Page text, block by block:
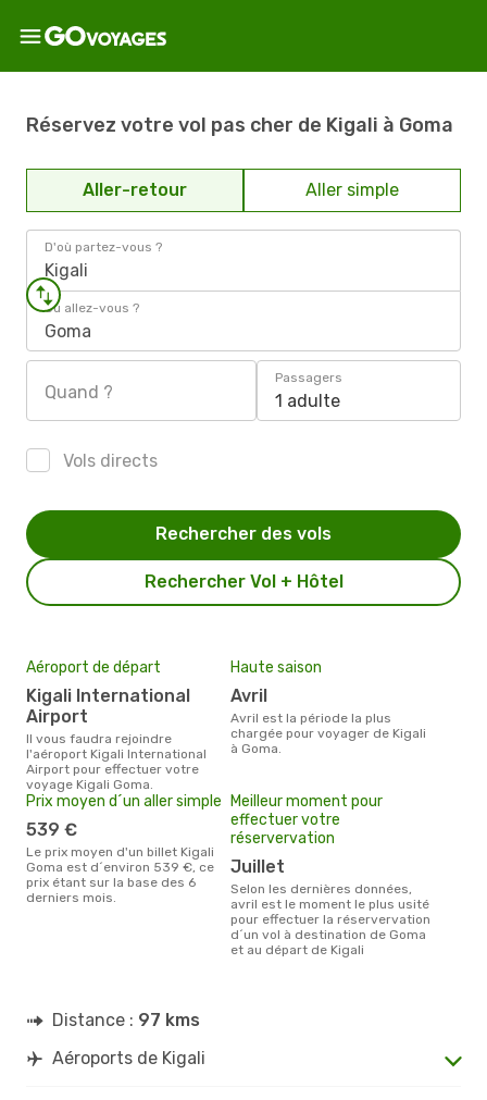
Réservez votre vol pas cher de Kigali à Goma
Aller-retour Aller simple
D'où partez-vous ?
Kigali
Où allez-vous ?
Goma
Quand ?
Passagers
1 adulte
Vols directs
Rechercher Vol + Hôtel
Rechercher des vols
Aéroport de départ
Kigali International
Airport
Il vous faudra rejoindre
l'aéroport Kigali International
Airport pour effectuer votre
voyage Kigali Goma.
Haute saison
avril
avril est la période la plus
chargée pour voyager de Kigali
à Goma.
Prix moyen d´un aller simple
539 €
Le prix moyen d'un billet Kigali
Goma est d´environ 539 €, ce
prix étant sur la base des 6
derniers mois.
Meilleur moment pour
effectuer votre
réservervation
juillet
Selon les dernières données,
avril est le moment le plus usité
pour effectuer la réservervation
d´un vol à destination de Goma
et au départ de Kigali
Distance : 97 kms
Aéroports de Kigali